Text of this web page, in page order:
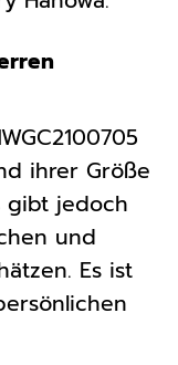
ihrer Größe
gibt jedoch
und
Es ist